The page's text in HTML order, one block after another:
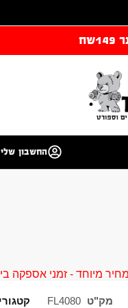
החשבון שלי
בין 40 ל 90 ימי עסקים צור קשר
מק"ט FL4080